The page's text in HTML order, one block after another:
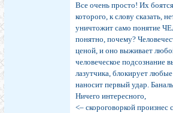
Все очень просто! Их
которого, к слову сказать,
уничтожит само понятие
понятно, почему?
ценой, и оно выживает
человеческое подсознание
лазутчика, блокирует
наносит первый удар.
Ничего интересного,
<– скороговоркой произнес